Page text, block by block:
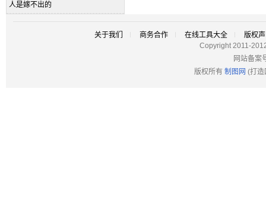
人是嫁不出的
关于我们 商务合作 在线工具大全
版权
Copyright 2011-
网站备案
版权所有 制图网 (打造